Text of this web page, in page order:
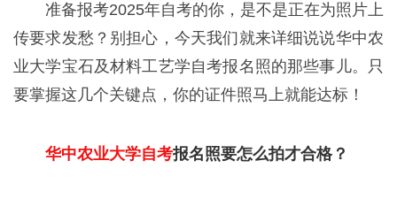
准备报考2025年自考的你，是不是正在为照片上
传要求发愁？别担心，今天我们就来详细说说华中农
业大学宝石及材料工艺学自考报名照的那些事儿。只
要掌握这几个关键点，你的证件照马上就能达标！
华中农业大学自考报名照要怎么拍才合格？